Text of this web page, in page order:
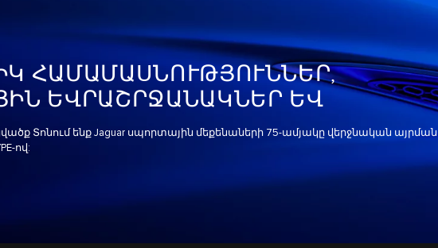
ՀԱՄԱՄԱՍՆՈՒԹՅՈՒՆՆԵՐ,
ԵՎՐԱՇՐՋԱՆԱԿՆԵՐ ԵՎ
Տոնում ենք Jaguar սպորտային մեքենաների 75-ամյակը վերջնական այրման
ով: